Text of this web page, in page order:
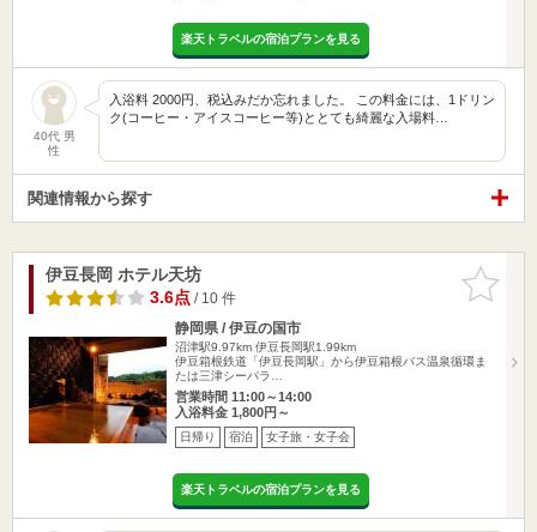
楽天トラベルの宿泊プランを見る
40代 男
性
入浴料 2000円、税込みだか忘れました。 この料金には、1ドリン
ク(コーヒー・アイスコーヒー等)ととても綺麗な入場料…
関連情報から探す
お気に入
りに追加
伊豆長岡 ホテル天坊
3.6点/ 10 件
静岡県 / 伊豆の国市
沼津駅9.97km 伊豆長岡駅1.99km
伊豆箱根鉄道「伊豆長岡駅」から伊豆箱根バス温泉循環ま
たは三津シーパラ…
営業時間 11:00～14:00
入浴料金 1,800円～
日帰り 宿泊 女子旅・女子会
楽天トラベルの宿泊プランを見る